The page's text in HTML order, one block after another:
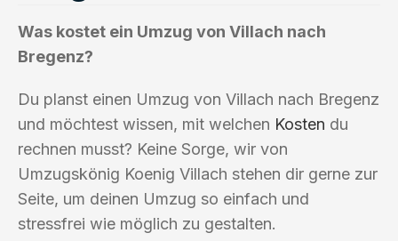
Was kostet ein Umzug von Villach nach
Bregenz?
Du planst einen Umzug von Villach nach Bregenz
und möchtest wissen, mit welchen Kosten du
rechnen musst? Keine Sorge, wir von
Umzugskönig Koenig Villach stehen dir gerne zur
Seite, um deinen Umzug so einfach und
stressfrei wie möglich zu gestalten.